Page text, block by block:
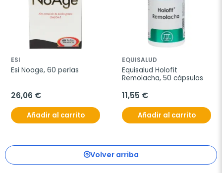
ESI
Esi Noage, 60 perlas
26,06 €
Añadir al carrito
EQUISALUD
Equisalud Holofit
Remolacha, 50 cápsulas
11,55 €
Añadir al carrito
Volver arriba